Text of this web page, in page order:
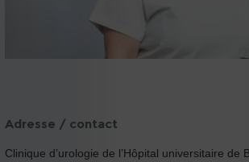
Adresse / contact
Clinique d’urologie de l’Hôpital universitaire de